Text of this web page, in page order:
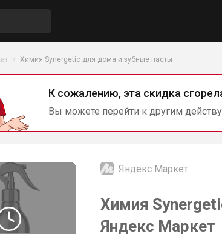
Химия Synergetic для дома и зубные пасты
К сожалению, эта скидка
Вы можете перейти к другим
Яндекс Маркет
Химия
Яндекс Маркет